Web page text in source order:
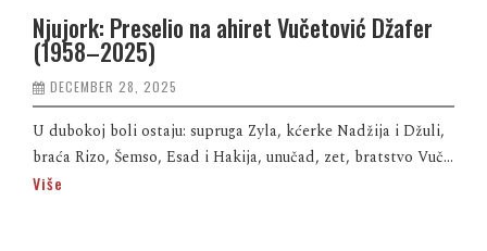
Njujork: Preselio na ahiret Vučetović Džafer
(1958–2025)
DECEMBER 28, 2025
U dubokoj boli ostaju: supruga Zyla, kćerke Nadžija i Džuli,
braća Rizo, Šemso, Esad i Hakija, unučad, zet, bratstvo Vuč...
Više